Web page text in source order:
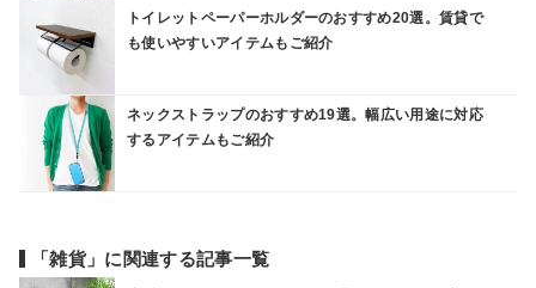
トイレットペーパーホルダーのおすすめ20選。賃貸で
も使いやすいアイテムもご紹介
ネックストラップのおすすめ19選。幅広い用途に対応
するアイテムもご紹介
「雑貨」に関連する記事一覧